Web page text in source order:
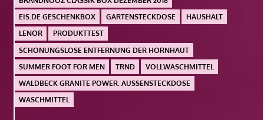
EIS.DE GESCHENKBOX
GARTENSTECKDOSE
HAUSHALT
LENOR
PRODUKTTEST
SCHONUNGSLOSE ENTFERNUNG DER HORNHAUT
SUMMER FOOT FOR MEN
TRND
VOLLWASCHMITTEL
WALDBECK GRANITE POWER. AUSSENSTECKDOSE
WASCHMITTEL